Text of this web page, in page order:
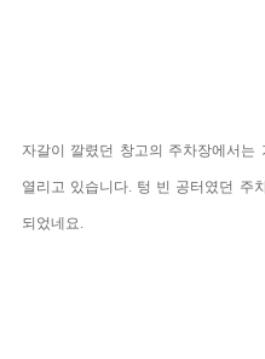
자갈이 깔렸던 창고의 주차장에서
열리고 있습니다. 텅 빈 공터였던 주
되었네요.